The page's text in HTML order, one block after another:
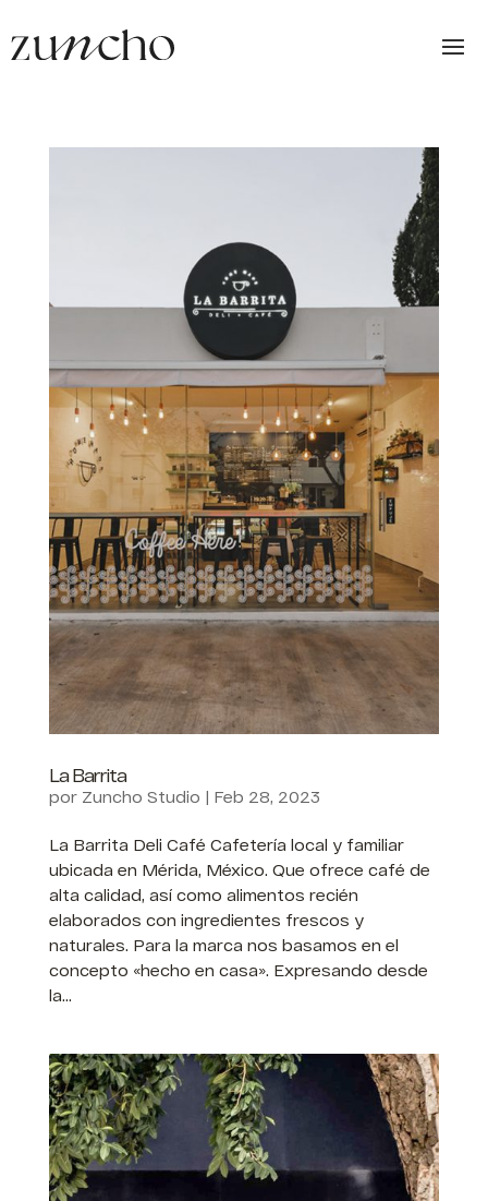
La Barrita
por Zuncho Studio | Feb 28, 2023
La Barrita Deli Café Cafetería local y familiar
ubicada en Mérida, México. Que ofrece café de
alta calidad, así como alimentos recién
elaborados con ingredientes frescos y
naturales. Para la marca nos basamos en el
concepto «hecho en casa». Expresando desde
la...